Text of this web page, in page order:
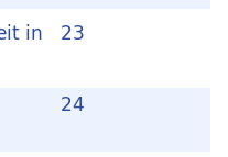
23
in
24